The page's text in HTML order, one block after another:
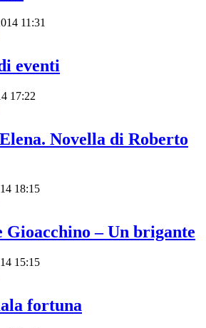
11:31
eventi
17:22
Novella di Roberto
18:15
Gioacchino – Un brigante
15:15
fortuna